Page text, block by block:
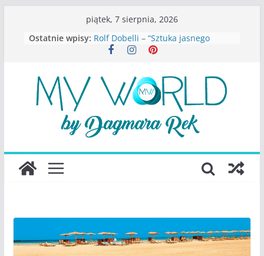
piątek, 7 sierpnia, 2026
Ostatnie wpisy: Rolf Dobelli – “Sztuka jasnego
myślenia”
Konstancina. Sekrety seksbiznesu”
Katarzyna Lewandowicz – Zanim
straciliśmy siebie
Judith Joseph – “Wysoko
funkcjonująca depresja”
S.Wynn-Williams – “Bezwzględni. O
największego portalu